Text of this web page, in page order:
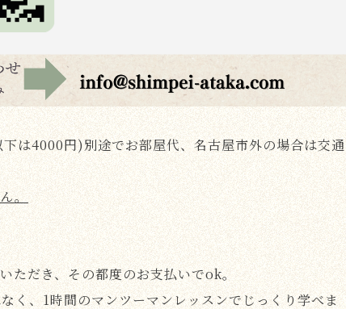
は4000円)別途でお部屋代、名古屋市外の場合は交通
。
ただき、その都度のお支払いでok。
く、1時間のマンツーマンレッスンでじっくり学べま